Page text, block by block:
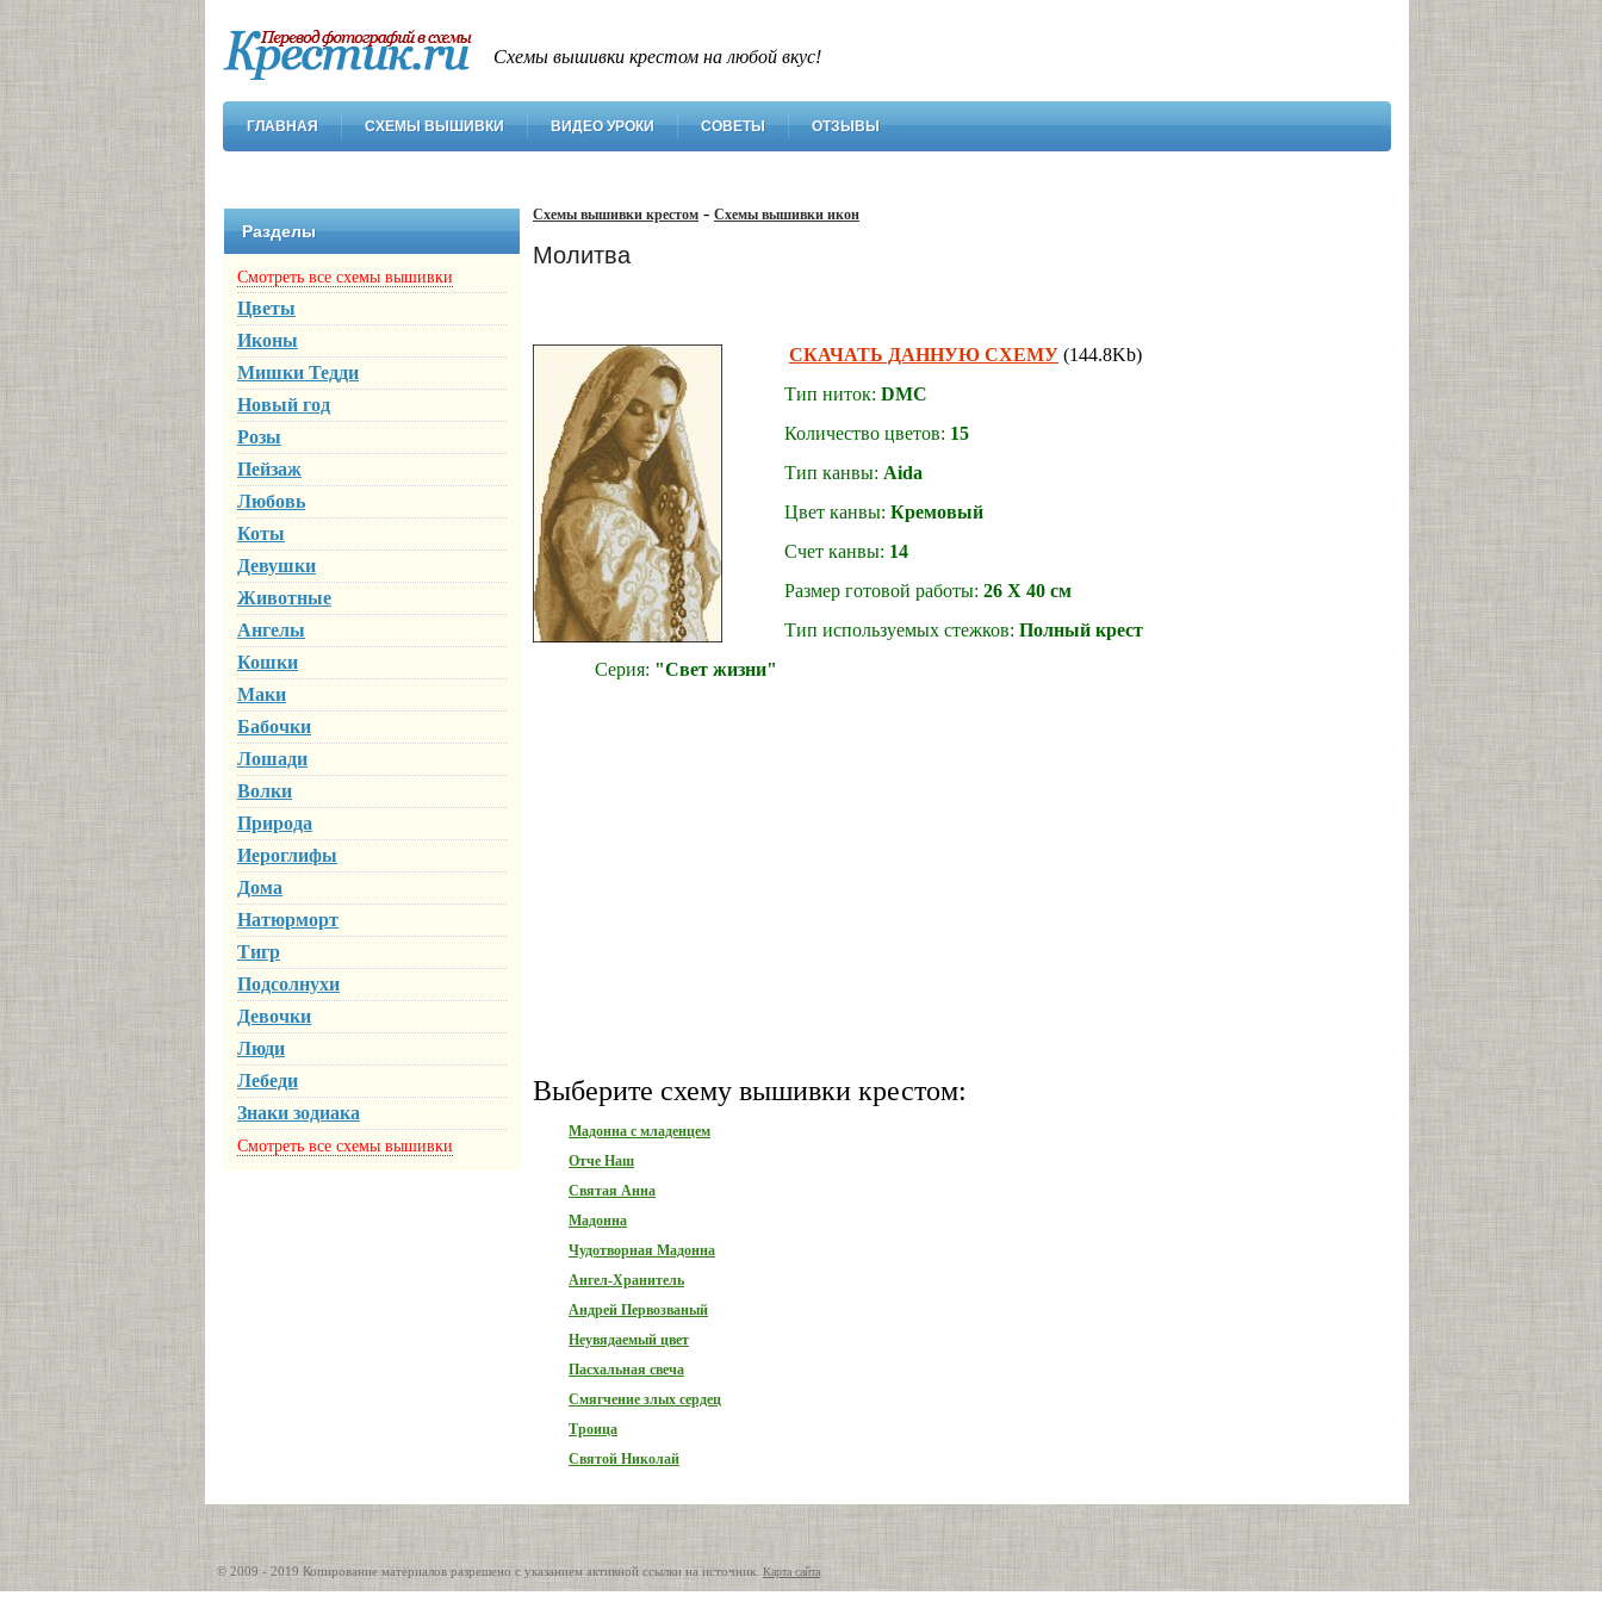
Схемы вышивки крестом на любой вкус!
ГЛАВНАЯ СХЕМЫ ВЫШИВКИ ВИДЕО УРОКИ СОВЕТЫ ОТЗЫВЫ
Разделы
Смотреть все схемы вышивки
Цветы
Иконы
Мишки Тедди
Новый год
Розы
Пейзаж
Любовь
Коты
Девушки
Животные
Ангелы
Кошки
Маки
Бабочки
Лошади
Волки
Природа
Иероглифы
Дома
Натюрморт
Тигр
Подсолнухи
Девочки
Люди
Лебеди
Знаки зодиака
Смотреть все схемы вышивки
Схемы вышивки крестом - Схемы вышивки икон
Молитва
СКАЧАТЬ ДАННУЮ СХЕМУ (144.8Kb)
Тип ниток: DMC
Количество цветов: 15
Тип канвы: Aida
Цвет канвы: Кремовый
Счет канвы: 14
Размер готовой работы: 26 Х 40 см
Тип используемых стежков: Полный крест
Серия: "Свет жизни"
Выберите схему вышивки крестом:
Мадонна с младенцем
Отче Наш
Святая Анна
Мадонна
Чудотворная Мадонна
Ангел-Хранитель
Андрей Первозваный
Неувядаемый цвет
Пасхальная свеча
Смягчение злых сердец
Троица
Святой Николай
© 2009 - 2019 Копирование материалов разрешено с указанием активной ссылки на источник. Карта сайта